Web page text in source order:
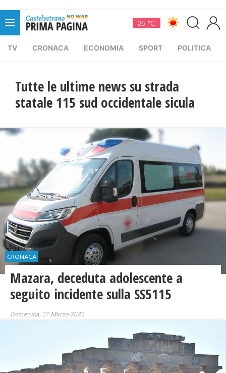
35 °C
TV CRONACA ECONOMIA SPORT POLITICA
Tutte le ultime news su strada
statale 115 sud occidentale sicula
CRONACA
Mazara, deceduta adolescente a
seguito incidente sulla SS5115
Domenica, 27 Marzo 2022